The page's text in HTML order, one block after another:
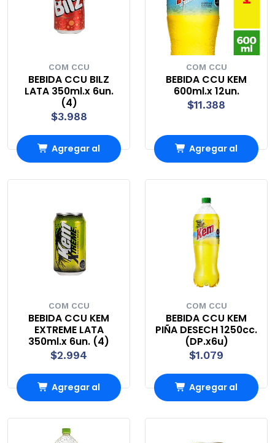
COM CCU
BEBIDA CCU BILZ
LATA 350ml.x 6un.
(4)
$3.988
Agregar al
COM CCU
BEBIDA CCU KEM
600ml.x 12un.
$11.388
Agregar al
COM CCU
BEBIDA CCU KEM
EXTREME LATA
350ml.x 6un. (4)
$2.994
Agregar al
COM CCU
BEBIDA CCU KEM
PIÑA DESECH 1250cc.
(DP.x6u)
$1.079
Agregar al